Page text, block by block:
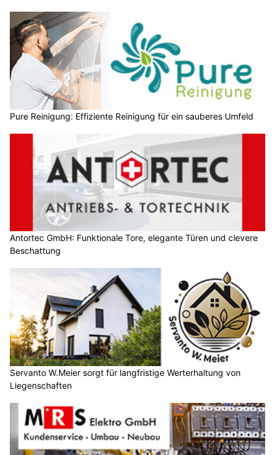
Pure Reinigung: Effiziente Reinigung für ein sauberes Umfeld
Antortec GmbH: Funktionale Tore, elegante Türen und clevere
Beschattung
Servanto W.Meier sorgt für langfristige Werterhaltung von
Liegenschaften